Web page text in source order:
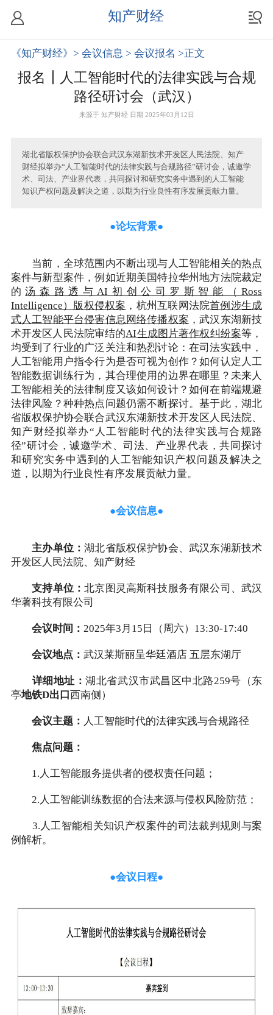
知产财经
《知产财经》 > 会议信息 > 会议报名 >正文
报名┃人工智能时代的法律实践与合规
路径研讨会（武汉）
来源于 知产财经 日期 2025年03月12日
湖北省版权保护协会联合武汉东湖新技术开发区人民法院、知产
财经拟举办“人工智能时代的法律实践与合规路径”研讨会，诚邀学
术、司法、产业界代表，共同探讨和研究实务中遇到的人工智能
知识产权问题及解决之道，以期为行业良性有序发展贡献力量。
●论坛背景●
当前，全球范围内不断出现与人工智能相关的热点
案件与新型案件，例如近期美国特拉华州地方法院裁定
的汤森路透与AI初创公司罗斯智能（Ross
Intelligence）版权侵权案 ，杭州互联网法院首例涉生成
式人工智能平台侵害信息网络传播权案 ，武汉东湖新技
术开发区人民法院审结的AI生成图片著作权纠纷案等，
均受到了行业的广泛关注和热烈讨论：在司法实践中，
人工智能用户指令行为是否可视为创作？如何认定人工
智能数据训练行为，其合理使用的边界在哪里？未来人
工智能相关的法律制度又该如何设计？如何在前端规避
法律风险？种种热点问题仍需不断探讨。基于此，湖北
省版权保护协会联合武汉东湖新技术开发区人民法院、
知产财经拟举办“人工智能时代的法律实践与合规路
径”研讨会，诚邀学术、司法、产业界代表，共同探讨
和研究实务中遇到的人工智能知识产权问题及解决之
道，以期为行业良性有序发展贡献力量。
●会议信息●
主办单位：湖北省版权保护协会、武汉东湖新技术
开发区人民法院、知产财经
支持单位：北京图灵高斯科技服务有限公司、武汉
华著科技有限公司
会议时间： 2025年3月15日（周六）13:30-17:40
会议地点： 武汉莱斯丽呈华廷酒店 五层东湖厅
详细地址：湖北省武汉市武昌区中北路259号（东
亭地铁D出口 西南侧）
会议主题： 人工智能时代的法律实践与合规路径
焦点问题：
1.人工智能服务提供者的侵权责任问题；
2.人工智能训练数据的合法来源与侵权风险防范；
3.人工智能相关知识产权案件的司法裁判规则与案
例解析。
●会议日程●